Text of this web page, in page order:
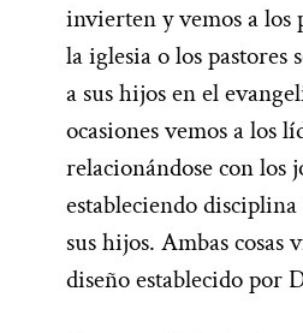
invierten y vemos a los
la iglesia o los pastores
a sus hijos en el
ocasiones vemos a los
relacionándose con los
estableciendo
sus hijos. Ambas cosas
diseño establecido por